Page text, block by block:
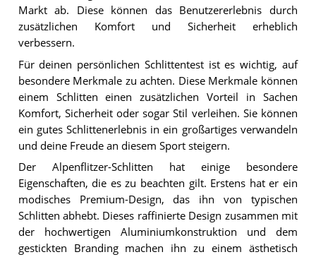
Markt ab. Diese können das Benutzererlebnis durch
zusätzlichen Komfort und Sicherheit erheblich
verbessern.
Für deinen persönlichen Schlittentest ist es wichtig, auf
besondere Merkmale zu achten. Diese Merkmale können
einem Schlitten einen zusätzlichen Vorteil in Sachen
Komfort, Sicherheit oder sogar Stil verleihen. Sie können
ein gutes Schlittenerlebnis in ein großartiges verwandeln
und deine Freude an diesem Sport steigern.
Der Alpenflitzer-Schlitten hat einige besondere
Eigenschaften, die es zu beachten gilt. Erstens hat er ein
modisches Premium-Design, das ihn von typischen
Schlitten abhebt. Dieses raffinierte Design zusammen mit
der hochwertigen Aluminiumkonstruktion und dem
gestickten Branding machen ihn zu einem ästhetisch